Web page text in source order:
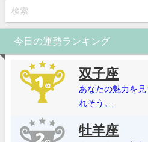
今日の運勢ランキング
双子座
あなたの魅力を
れそう。
牡羊座